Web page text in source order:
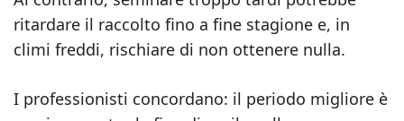
ritardare il raccolto fino a fine stagione e, in
climi freddi, rischiare di non ottenere nulla.
I professionisti concordano: il periodo migliore è